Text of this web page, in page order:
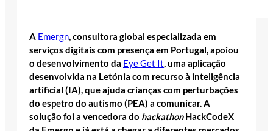
A Emergn, consultora global especializada em
serviços digitais com presença em Portugal, apoiou
o desenvolvimento da Eye Get It, uma aplicação
desenvolvida na Letónia com recurso à inteligência
artificial (IA), que ajuda crianças com perturbações
do espetro do autismo (PEA) a comunicar. A
solução foi a vencedora do hackathonHackCodeX